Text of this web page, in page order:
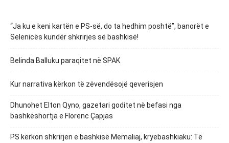
“Ja ku e keni kartën e PS-së, do ta hedhim poshtë”, banorët e
Selenicës kundër shkrirjes së bashkisë!
Belinda Balluku paraqitet në SPAK
Kur narrativa kërkon të zëvendësojë qeverisjen
Dhunohet Elton Qyno, gazetari goditet në befasi nga
bashkëshortja e Florenc Çapjas
PS kërkon shkrirjen e bashkisë Memaliaj, kryebashkiaku: Të